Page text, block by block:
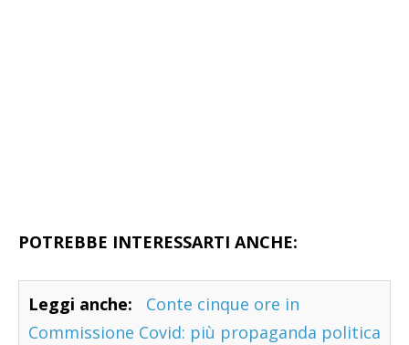
POTREBBE INTERESSARTI ANCHE:
Leggi anche:
Conte cinque ore in
Commissione Covid: più propaganda politica